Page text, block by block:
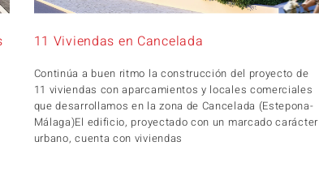
11 Viviendas en Cancelada
Continúa a buen ritmo la construcción del proyecto de
11 viviendas con aparcamientos y locales comerciales
que desarrollamos en la zona de Cancelada (Estepona-
Málaga)El edificio, proyectado con un marcado carácter
urbano, cuenta con viviendas